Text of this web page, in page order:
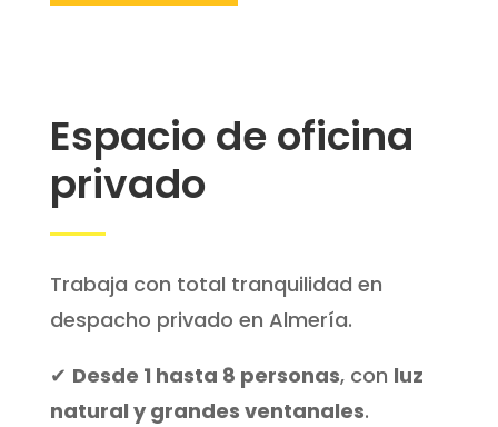
Espacio de oficina
privado
Trabaja con total tranquilidad en
despacho privado en Almería.
✔ Desde 1 hasta 8 personas, con luz
natural y grandes ventanales.